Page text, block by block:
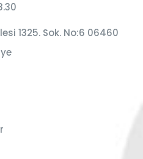
1325. Sok. No:6 06460